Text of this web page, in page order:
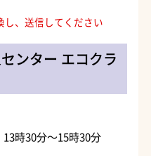
、送信してください
ンター エコクラ
13時30分～15時30分